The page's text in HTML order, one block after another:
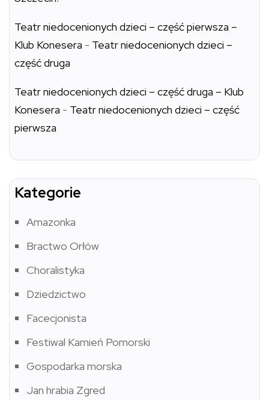
Teatr niedocenionych dzieci – część pierwsza –
Klub Konesera - Teatr niedocenionych dzieci –
część druga
Teatr niedocenionych dzieci – część druga – Klub
Konesera - Teatr niedocenionych dzieci – część
pierwsza
Kategorie
Amazonka
Bractwo Orłów
Choralistyka
Dziedzictwo
Facecjonista
Festiwal Kamień Pomorski
Gospodarka morska
Jan hrabia Zgred